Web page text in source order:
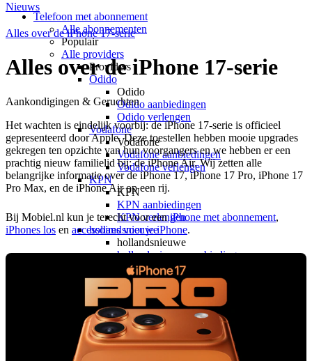
Telefoon met abonnement
Alle abonnementen
Populair
Alle providers
Providers
Odido
Odido
Odido aanbiedingen
Odido verlengen
Vodafone
Vodafone
Vodafone aanbiedingen
Vodafone verlengen
KPN
KPN
KPN aanbiedingen
KPN verlengen
hollandsnieuwe
hollandsnieuwe
hollandsnieuwe aanbiedingen
hollandsnieuwe verlengen
Ben
Ben
Ben aanbiedingen
Ben verlengen
Simyo
Simyo
Nieuws
Alles over de iPhone 17-serie
Alles over de iPhone 17-serie
Aankondigingen & Geruchten
Het wachten is eindelijk voorbij: de iPhone 17-serie is officieel
gepresenteerd door Apple. Deze toestellen hebben mooie upgrades
gekregen ten opzichte van hun voorgangers en we hebben er een
prachtig nieuw familielid bij: de iPhone Air. Wij zetten alle
belangrijke informatie over de iPhone 17, iPhone 17 Pro, iPhone 17
Pro Max, en de iPhone Air op een rij.
Bij Mobiel.nl kun je terecht voor eeniPhone met abonnement,
iPhones los en accessoires voor je iPhone.